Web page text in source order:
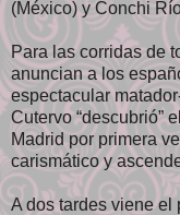
(México) y Conchi
Para las corridas de
anuncian a los
espectacular
Cutervo “descubrió”
Madrid por primera
carismático y
A dos tardes viene el